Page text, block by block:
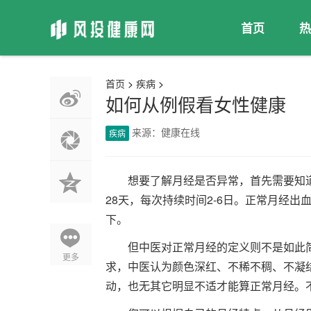
首页
更多
首页 > 疾病 >
如何从例假看女性健康
疾病 来源：健康在线
想要了解月经是否异常，首先需要
28天，每次持续时间2-6日。正常月经出
下。
但中医对正常月经的定义则不是如
求，中医认为颜色深红、不稀不稠、不
动，也无其它明显不适才能算正常月经